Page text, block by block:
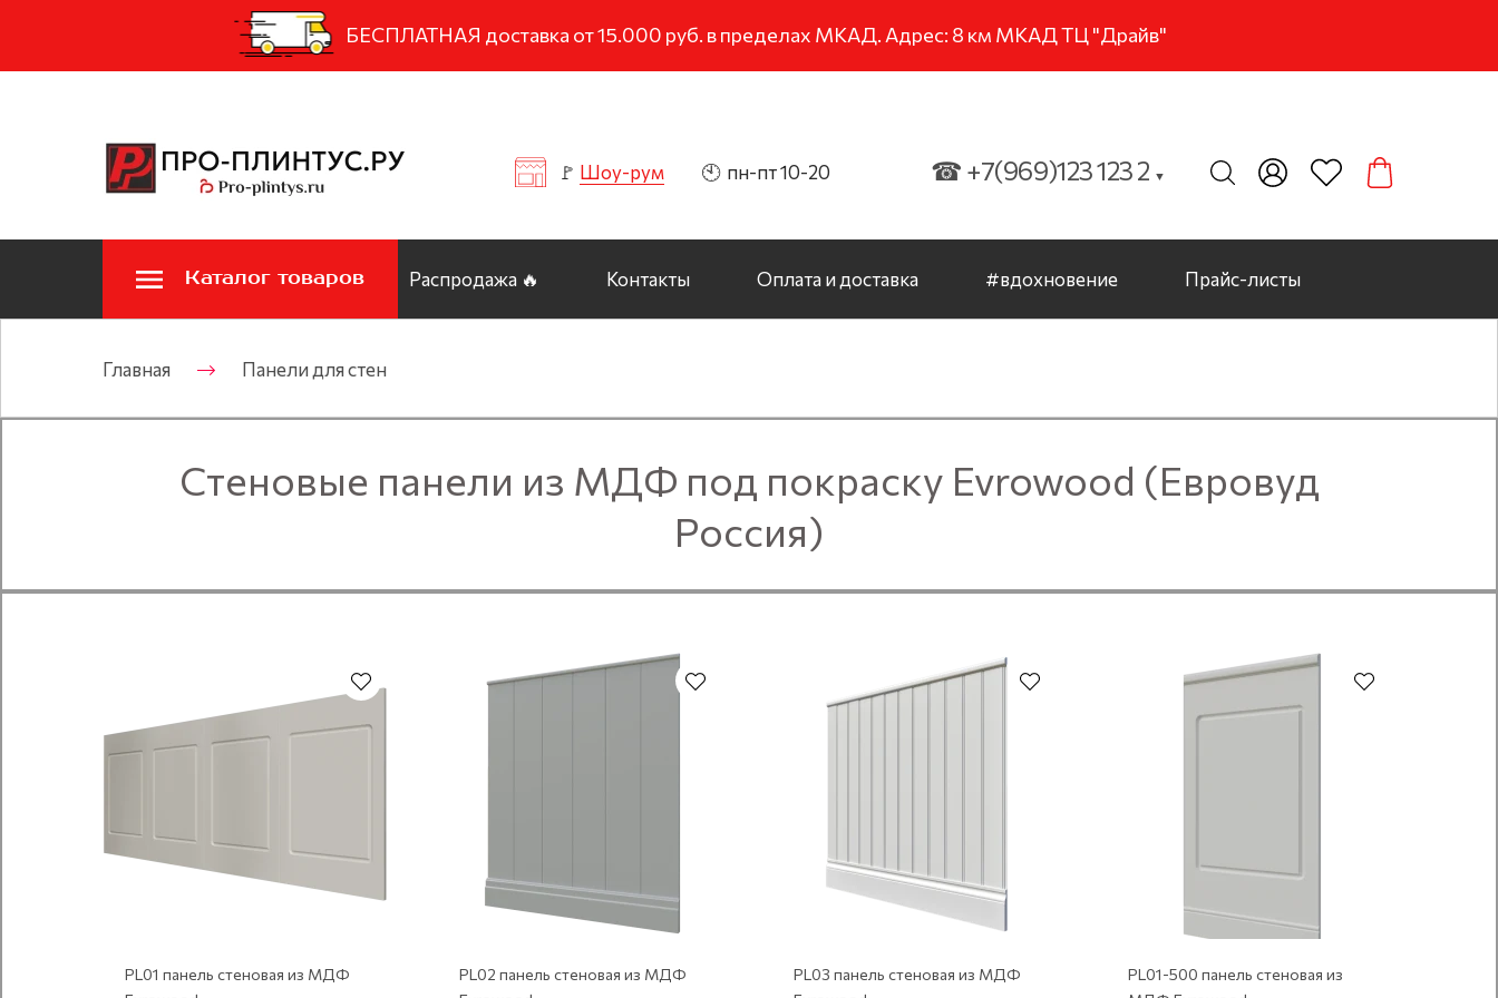
БЕСПЛАТНАЯ доставка от 15.000 руб. в пределах МКАД. Адрес: 8 км МКАД ТЦ "Драйв"
🚩 Шоу-рум 🕙 пн-пт 10-20 ☎ +7(969)123 123 2 ▼
Каталог товаров Распродажа 🔥 Контакты Оплата и доставка #вдохновение Прайс-листы
Главная Панели для стен
Стеновые панели из МДФ под покраску Evrowood (Евровуд
Россия)
PL01 панель стеновая из МДФ
PL02 панель стеновая из МДФ
PL03 панель стеновая из МДФ
PL01-500 панель стеновая из